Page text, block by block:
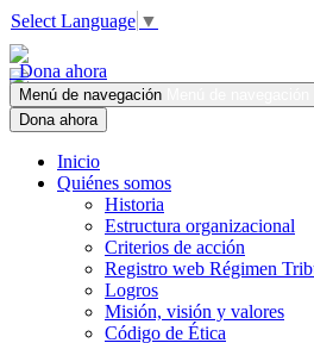
Select Language ▼
Dona ahora
Menú de navegación
Dona ahora
Inicio
Quiénes somos
Historia
Estructura organizacional
Criterios de acción
Registro web Régimen
Logros
Misión, visión y valores
Código de Ética